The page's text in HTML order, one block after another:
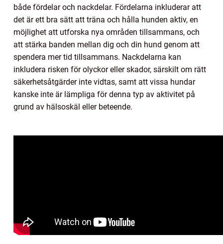
både fördelar och nackdelar. Fördelarna inkluderar att
det är ett bra sätt att träna och hålla hunden aktiv, en
möjlighet att utforska nya områden tillsammans, och
att stärka banden mellan dig och din hund genom att
spendera mer tid tillsammans. Nackdelarna kan
inkludera risken för olyckor eller skador, särskilt om rätt
säkerhetsåtgärder inte vidtas, samt att vissa hundar
kanske inte är lämpliga för denna typ av aktivitet på
grund av hälsoskäl eller beteende.